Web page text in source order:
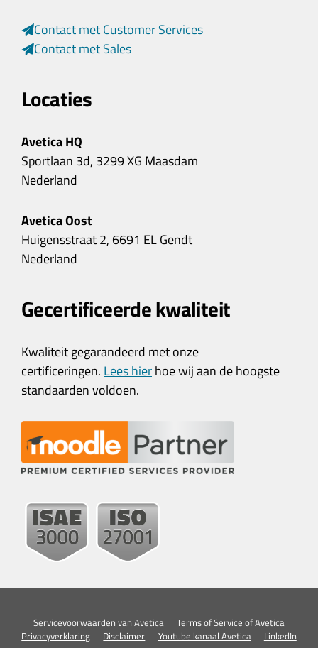
Contact met Customer Services
Contact met Sales
Locaties
Avetica HQ
Sportlaan 3d, 3299 XG Maasdam
Nederland
Avetica Oost
Huigensstraat 2, 6691 EL Gendt
Nederland
Gecertificeerde kwaliteit
Kwaliteit gegarandeerd met onze
certificeringen.Lees hierhoe wij aan de hoogste
standaarden voldoen.
Servicevoorwaarden van Avetica
Terms of Service of Avetica
Privacyverklaring
Disclaimer Youtube kanaal Avetica LinkedIn